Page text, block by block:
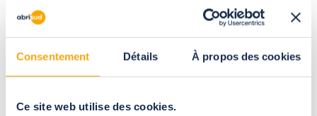
Consentement Détails À propos des cookies
Ce site web utilise des cookies.
I dati da noi raccolti includono in particolare:
il tuo nome, il tuo genere;
mail, il numero di telefono;